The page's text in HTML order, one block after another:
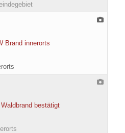
Brand innerorts
bestätigt